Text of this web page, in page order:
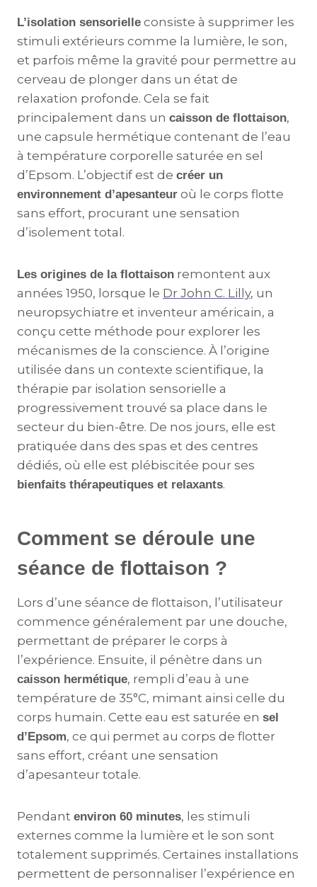
L’isolation sensorielle consiste à supprimer les
stimuli extérieurs comme la lumière, le son,
et parfois même la gravité pour permettre au
cerveau de plonger dans un état de
relaxation profonde. Cela se fait
principalement dans un caisson de flottaison,
une capsule hermétique contenant de l’eau
à température corporelle saturée en sel
d’Epsom. L’objectif est de créer un
environnement d’apesanteur où le corps flotte
sans effort, procurant une sensation
d’isolement total.
Les origines de la flottaison remontent aux
années 1950, lorsque le Dr John C. Lilly, un
neuropsychiatre et inventeur américain, a
conçu cette méthode pour explorer les
mécanismes de la conscience. À l’origine
utilisée dans un contexte scientifique, la
thérapie par isolation sensorielle a
progressivement trouvé sa place dans le
secteur du bien-être. De nos jours, elle est
pratiquée dans des spas et des centres
dédiés, où elle est plébiscitée pour ses
bienfaits thérapeutiques et relaxants​.
Comment se déroule une
séance de flottaison ?
Lors d’une séance de flottaison, l’utilisateur
commence généralement par une douche,
permettant de préparer le corps à
l’expérience. Ensuite, il pénètre dans un
caisson hermétique, rempli d’eau à une
température de 35°C, mimant ainsi celle du
corps humain. Cette eau est saturée en sel
d’Epsom, ce qui permet au corps de flotter
sans effort, créant une sensation
d’apesanteur totale.
Pendant environ 60 minutes, les stimuli
externes comme la lumière et le son sont
totalement supprimés. Certaines installations
permettent de personnaliser l’expérience en